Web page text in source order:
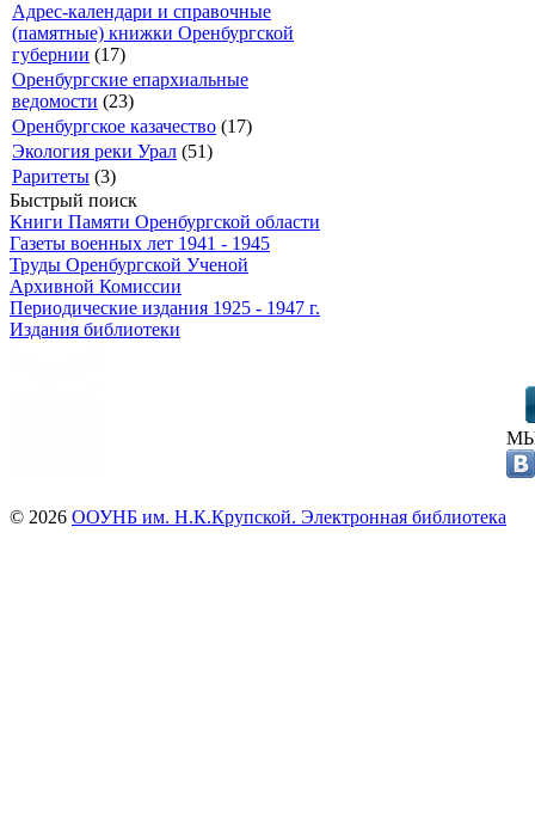
Адрес-календари и справочные
(памятные) книжки Оренбургской
губернии (17)
Оренбургские епархиальные
ведомости (23)
Оренбургское казачество (17)
Экология реки Урал (51)
Раритеты (3)
Быстрый поиск
Книги Памяти Оренбургской области
Газеты военных лет 1941 - 1945
Труды Оренбургской Ученой
Архивной Комиссии
Периодические издания 1925 - 1947 г.
Издания библиотеки
© 2026 ООУНБ им. Н.К.Крупской. Электронная библиотека